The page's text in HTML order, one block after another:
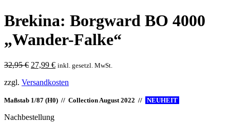
Brekina: Borgward BO 4000
„Wander-Falke“
32,95€ Ursprünglicher
war:
27,99 €Aktueller
ist:
inkl. gesetzl. MwSt.
zzgl. Versandkosten
Maßstab 1/87 (H0) // Collection August 2022 // NEUHEIT
Nachbestellung